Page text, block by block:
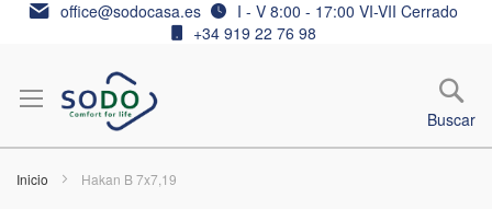
Ir
office@sodocasa.es
I - V 8:00 - 17:00 VI-VII Cerrado
+34 919 22 76 98
Buscar
Inicio Hakan B 7x7,19